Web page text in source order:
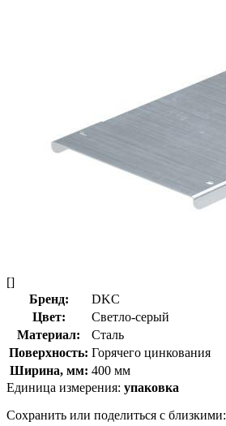
[]
Бренд:
DKC
Цвет:
Светло-серый
Материал:
Сталь
Поверхность: Горячего цинкования
Ширина, мм: 400 мм
Единица измерения: упаковка
Сохранить или поделиться с близкими: